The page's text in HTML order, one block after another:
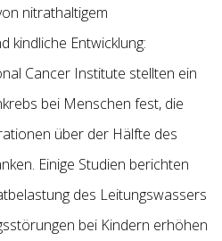
nitrathaltigem
kindliche Entwicklung:
Cancer Institute stellten ein
bei Menschen fest, die
über der Hälfte des
Einige Studien berichten
des Leitungswassers
bei Kindern erhöhen